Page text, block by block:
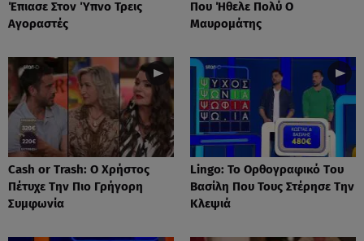
Έπιασε Στον Ύπνο Τρεις
Αγοραστές
Που Ήθελε Πολύ Ο
Μαυρομάτης
Cash or Trash: Ο Χρήστος
Πέτυχε Την Πιο Γρήγορη
Συμφωνία
Lingo: Το Oρθογραφικό Tου
Βασίλη Που Τους Στέρησε Την
Κλεψιά